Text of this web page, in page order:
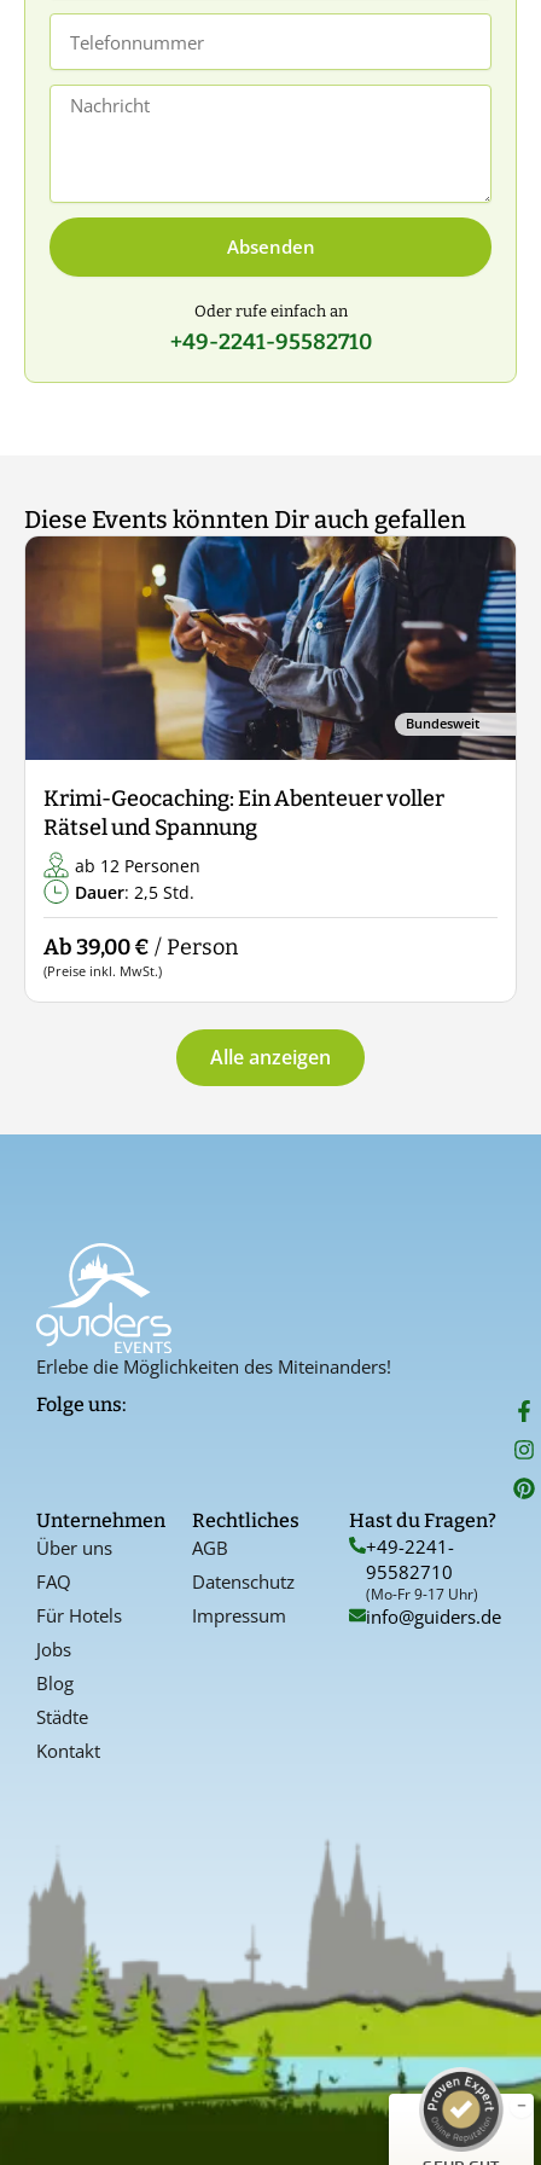
Nachricht
Absenden
Oder rufe einfach an
+49-2241-95582710
Diese Events könnten Dir auch gefallen
Bundesweit
Krimi-Geocaching: Ein Abenteuer voller
Rätsel und Spannung
ab 12 Personen
Dauer: 2,5 Std.
Ab 39,00 € / Person
(Preise inkl. MwSt.)
Alle anzeigen
Erlebe die Möglichkeiten des Miteinanders!
Folge uns: F
a
c
e
b
I
n
s
t
a
P
i
n
t
e
Unternehmen
Über uns
FAQ
Für Hotels
Jobs
Blog
Städte
Kontakt
Rechtliches
AGB
Datenschutz
Impressum
Hast du Fragen?
+49-2241-
95582710
(Mo-Fr 9-17 Uhr)
info@guiders.de
Kundenbewertungen und Erfahrungen zu
Empfehlungen auf
ProvenExpert.com
SEHR GUT
4,66
/
5,00